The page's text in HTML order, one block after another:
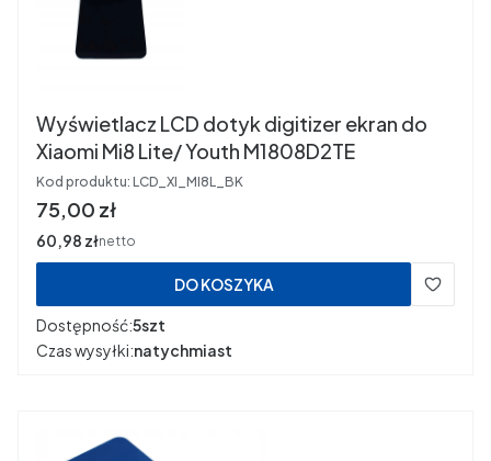
Wyświetlacz LCD dotyk digitizer ekran do
Xiaomi Mi8 Lite/ Youth M1808D2TE
Kod produktu: LCD_XI_MI8L_BK
Cena
75,00 zł
Cena
60,98 złnetto
DO KOSZYKA
Dostępność:5szt
Czas wysyłki:natychmiast